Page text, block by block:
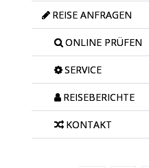
REISE ANFRAGEN
ONLINE PRÜFEN
SERVICE
REISEBERICHTE
KONTAKT